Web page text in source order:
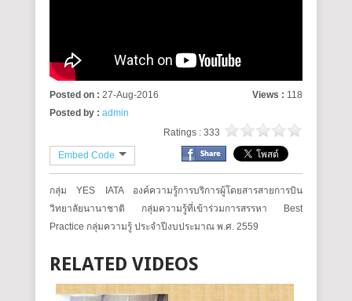
Posted on : 27-Aug-2016 Views : 118
Posted by : admin
Ratings : 333
Embed Code
กลุ่ม YES IATA องค์ความรู้การบริการผู้โดยสารสายการบิน
วิทยาลัยนานาชาติ กลุ่มความรู้ที่เข้าร่วมการสรรหา Best
Practice กลุ่มความรู้ ประจำปีงบประมาณ พ.ศ. 2559
RELATED VIDEOS